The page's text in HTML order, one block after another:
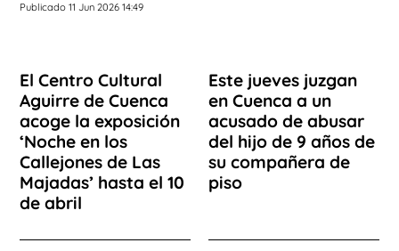
Publicado 11 Jun 2026 14:49
El Centro Cultural
Aguirre de Cuenca
acoge la exposición
‘Noche en los
Callejones de Las
Majadas’ hasta el 10
de abril
Este jueves juzgan
en Cuenca a un
acusado de abusar
del hijo de 9 años de
su compañera de
piso